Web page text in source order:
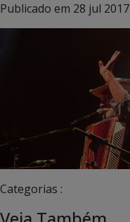
Publicado em 28 jul 2017
Categorias :